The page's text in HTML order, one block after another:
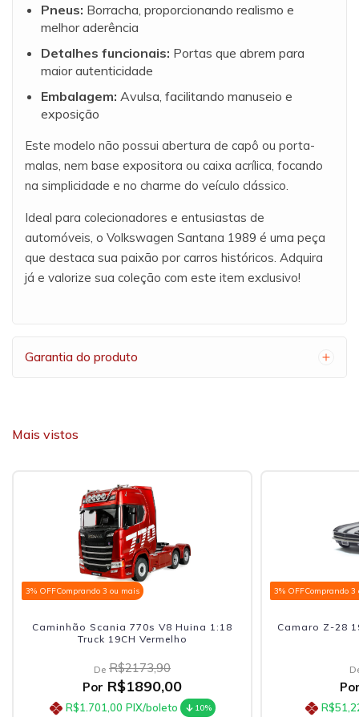
Pneus: Borracha, proporcionando realismo e
melhor aderência
Detalhes funcionais: Portas que abrem para
maior autenticidade
Embalagem: Avulsa, facilitando manuseio e
exposição
Este modelo não possui abertura de capô ou porta-
malas, nem base expositora ou caixa acrílica, focando
na simplicidade e no charme do veículo clássico.
Ideal para colecionadores e entusiastas de
automóveis, o Volkswagen Santana 1989 é uma peça
que destaca sua paixão por carros históricos. Adquira
já e valorize sua coleção com este item exclusivo!
Garantia do produto
Mais vistos
3% OFFComprando 3 ou mais
Caminhão Scania 770s V8 Huina 1:18
Truck 19CH Vermelho
De R$2173,90
Por R$1890,00
R$1.701,00 PIX/boleto 10%
3% OFFComprando 3
Camaro Z-28